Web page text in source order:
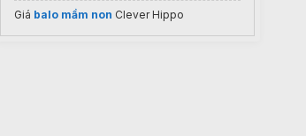
Giá balo mầm non Clever Hippo